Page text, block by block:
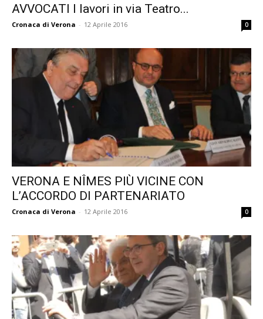
AVVOCATI I lavori in via Teatro...
Cronaca di Verona - 12 Aprile 2016 0
VERONA E NÎMES PIÙ VICINE CON
L’ACCORDO DI PARTENARIATO
Cronaca di Verona - 12 Aprile 2016 0